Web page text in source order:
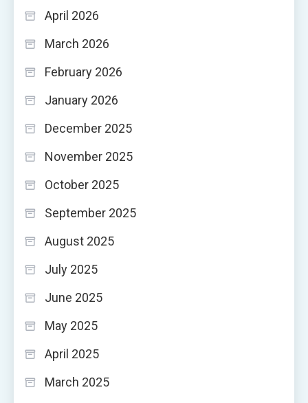
April 2026
March 2026
February 2026
January 2026
December 2025
November 2025
October 2025
September 2025
August 2025
July 2025
June 2025
May 2025
April 2025
March 2025